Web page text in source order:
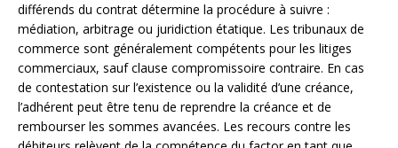
différends du contrat détermine la procédure à suivre :
médiation, arbitrage ou juridiction étatique. Les tribunaux de
commerce sont généralement compétents pour les litiges
commerciaux, sauf clause compromissoire contraire. En cas
de contestation sur l’existence ou la validité d’une créance,
l’adhérent peut être tenu de reprendre la créance et de
rembourser les sommes avancées. Les recours contre les